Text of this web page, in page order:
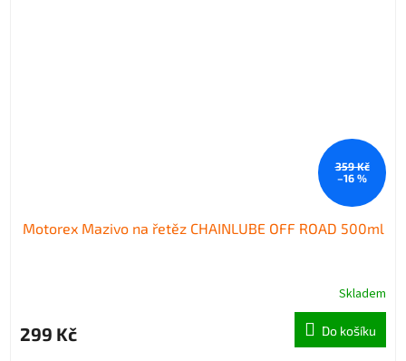
359 Kč
–16 %
Motorex Mazivo na řetěz CHAINLUBE OFF ROAD 500ml
Skladem
299 Kč Do košíku